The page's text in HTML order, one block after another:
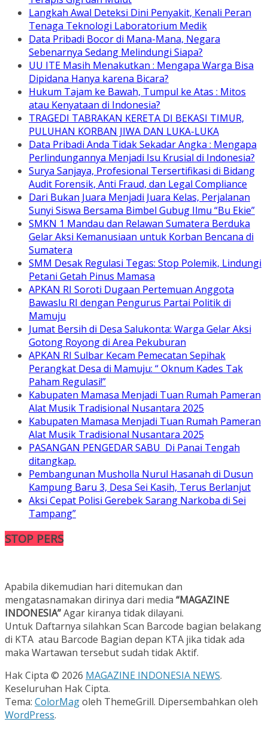
Langkah Awal Deteksi Dini Penyakit, Kenali Peran
Tenaga Teknologi Laboratorium Medik
Data Pribadi Bocor di Mana-Mana, Negara
Sebenarnya Sedang Melindungi Siapa?
UU ITE Masih Menakutkan : Mengapa Warga Bisa
Dipidana Hanya karena Bicara?
Hukum Tajam ke Bawah, Tumpul ke Atas : Mitos
atau Kenyataan di Indonesia?
TRAGEDI TABRAKAN KERETA DI BEKASI TIMUR,
PULUHAN KORBAN JIWA DAN LUKA-LUKA
Data Pribadi Anda Tidak Sekadar Angka : Mengapa
Perlindungannya Menjadi Isu Krusial di Indonesia?
Surya Sanjaya, Profesional Tersertifikasi di Bidang
Audit Forensik, Anti Fraud, dan Legal Compliance
Dari Bukan Juara Menjadi Juara Kelas, Perjalanan
Sunyi Siswa Bersama Bimbel Gubug Ilmu “Bu Ekie”
SMKN 1 Mandau dan Relawan Sumatera Berduka
Gelar Aksi Kemanusiaan untuk Korban Bencana di
Sumatera
SMM Desak Regulasi Tegas: Stop Polemik, Lindungi
Petani Getah Pinus Mamasa
APKAN RI Soroti Dugaan Pertemuan Anggota
Bawaslu RI dengan Pengurus Partai Politik di
Mamuju
Jumat Bersih di Desa Salukonta: Warga Gelar Aksi
Gotong Royong di Area Pekuburan
APKAN RI Sulbar Kecam Pemecatan Sepihak
Perangkat Desa di Mamuju: “ Oknum Kades Tak
Paham Regulasi!”
Kabupaten Mamasa Menjadi Tuan Rumah Pameran
Alat Musik Tradisional Nusantara 2025
Kabupaten Mamasa Menjadi Tuan Rumah Pameran
Alat Musik Tradisional Nusantara 2025
PASANGAN PENGEDAR SABU Di Panai Tengah
ditangkap.
Pembangunan Musholla Nurul Hasanah di Dusun
Kampung Baru 3, Desa Sei Kasih, Terus Berlanjut
Aksi Cepat Polisi Gerebek Sarang Narkoba di Sei
Tampang”
STOP PERS
Apabila dikemudian hari ditemukan dan
mengatasnamakan dirinya dari media “MAGAZINE
INDONESIA”Agar kiranya tidak dilayani.
Untuk Daftarnya silahkan Scan Barcode bagian belakang
di KTA atau Barcode Bagian depan KTA jika tidak ada
maka Wartawan tersebut sudah tidak Aktif.
Hak Cipta © 2026 MAGAZINE INDONESIA NEWS.
Keseluruhan Hak Cipta.
Tema: ColorMagoleh ThemeGrill. Dipersembahkan oleh
WordPress.